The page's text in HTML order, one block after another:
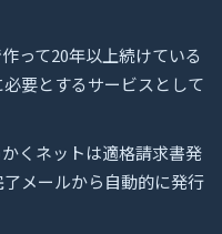
って20年以上続けている
要とするサービスとして
くネットは適格請求書発
メールから自動的に発行